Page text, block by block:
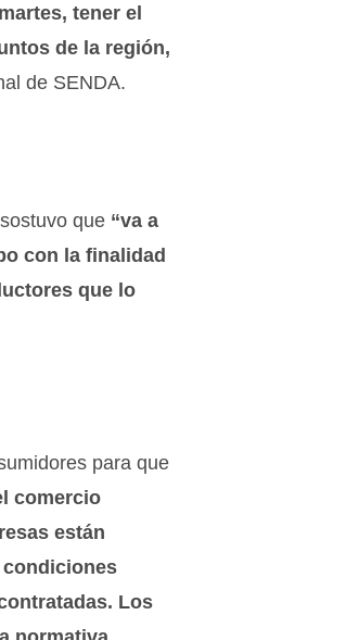
tener el
de la región,
de SENDA.
que “va a
con la finalidad
que lo
para que
comercio
están
Los